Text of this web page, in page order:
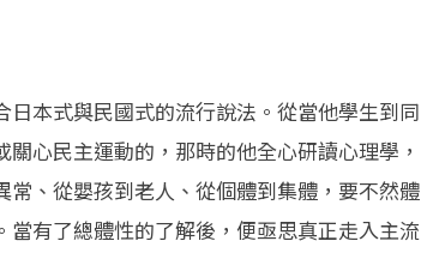
本式與民國式的流行說法。從當他學生到同
心民主運動的，那時的他全心研讀心理學，
、從嬰孩到老人、從個體到集體，要不然體
有了總體性的了解後，便亟思真正走入主流